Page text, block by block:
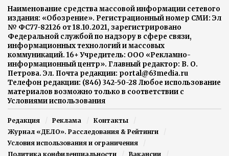
Наименование средства массовой информации сетевого
издания: «Обозрение». Регистрационный номер СМИ: Эл
№ ФС77-82126 от 18.10.2021, зарегистрировано
Федеральной службой по надзору в сфере связи,
информационных технологий и массовых
коммуникаций. 16+ Учредитель: ООО «Рекламно-
информационный центр». Главный редактор: В. О.
Петрова. Эл. Почта редакции: portal@63media.ru
Телефон редакции: (846) 342-50-28 Любое использование
материалов возможно только в соответствии с
Условиями использования
Редакция Реклама
Контакты
Журнал «ДЕЛО». Расследования & Рейтинги
Условия использования и ограничения
Политика конфиденциальности
Вакансии